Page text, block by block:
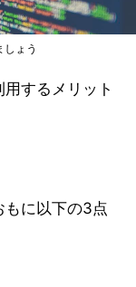
ょう
するメリット
もに以下の3点